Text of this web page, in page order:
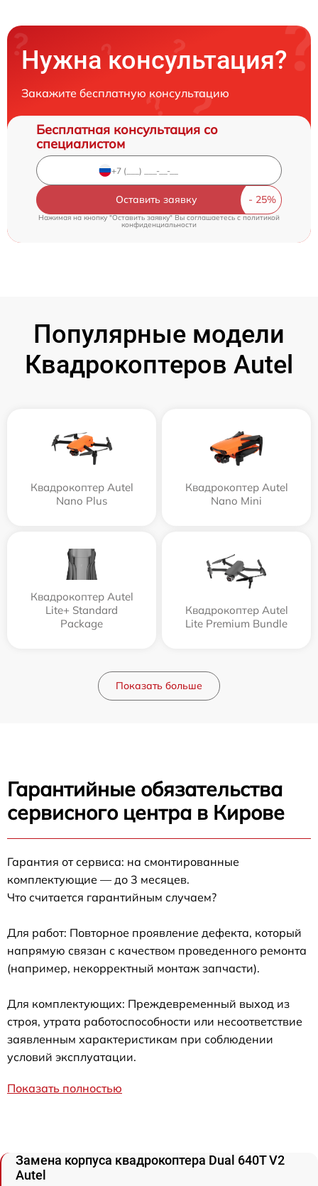
Нужна консультация?
Закажите бесплатную консультацию
Бесплатная консультация со
специалистом
Оставить заявку
Нажимая на кнопку "Оставить заявку" Вы соглашаетесь c политикой
конфиденциальности
Популярные модели
Квадрокоптеров Autel
Квадрокоптер Autel
Nano Plus
Квадрокоптер Autel
Nano Mini
Квадрокоптер Autel
Lite+ Standard
Package
Квадрокоптер Autel
Lite Premium Bundle
Показать больше
Гарантийные обязательства
сервисного центра в Кирове
Гарантия от сервиса: на смонтированные
комплектующие — до 3 месяцев.
Что считается гарантийным случаем?
Для работ: Повторное проявление дефекта, который
напрямую связан с качеством проведенного ремонта
(например, некорректный монтаж запчасти).
Для комплектующих: Преждевременный выход из
строя, утрата работоспособности или несоответствие
заявленным характеристикам при соблюдении
условий эксплуатации.
Показать полностью
Замена корпуса квадрокоптера Dual 640T V2
Autel